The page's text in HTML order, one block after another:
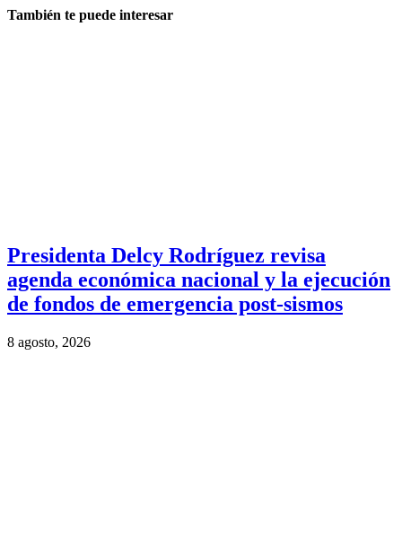
También te puede interesar
Presidenta Delcy Rodríguez revisa
agenda económica nacional y la ejecución
de fondos de emergencia post-sismos
8 agosto, 2026